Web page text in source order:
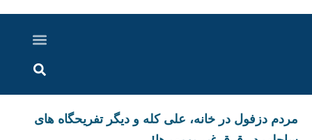
️مردم دزفول در خانه، علی کله و دیگر تفریحگاه های